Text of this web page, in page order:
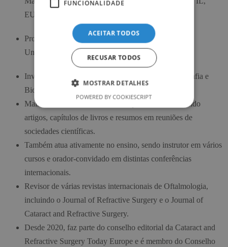
EUA) em 2019.
Professor de Oftalmologia na Escola de Medicina da
Universidade do Minho.
Investigador ativo do Grupo de Estudos em Tomografia e
Biomecânica da Córnea do Rio de Janeiro.
Mais de 100 trabalhos científicos publicados, incluindo
artigos, capítulos de livros e resumos em reuniões de
sociedades científicas.
Também atua ativamente no ensino, sendo instrutor em vários
cursos e orador-convidado em distintas conferências
internacionais.
Revisor de várias revistas internacionais de Oftalmologia,
incluindo o Journal of Refractive Surgery e o Journal of
Cataract and Refractive Surgery.
Desde 2020, faz parte do conselho editorial da Cataract and
Refractive Surgery Today Europe e é membro do Conselho
FUNCIONALIDADE
ACEITAR TODOS
RECUSAR TODOS
MOSTRAR DETALHES
POWERED BY COOKIESCRIPT